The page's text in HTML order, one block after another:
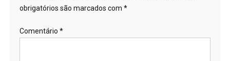
obrigatórios são marcados com *
Comentário *